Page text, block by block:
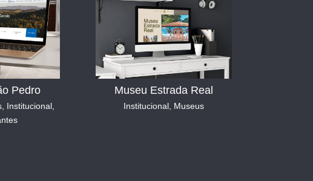
Pedro
, Institucional,
Museu Estrada Real
Institucional, Museus